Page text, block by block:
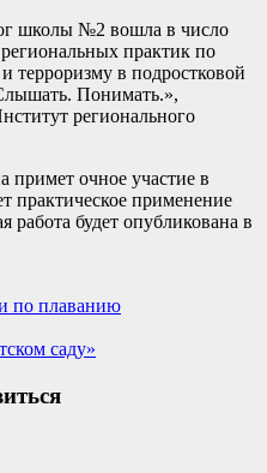
школы №2 вошла в число
практик по
терроризму в подростковой
Понимать.»,
регионального
примет очное участие в
практическое применение
работа будет опубликована в
по плаванию
саду»